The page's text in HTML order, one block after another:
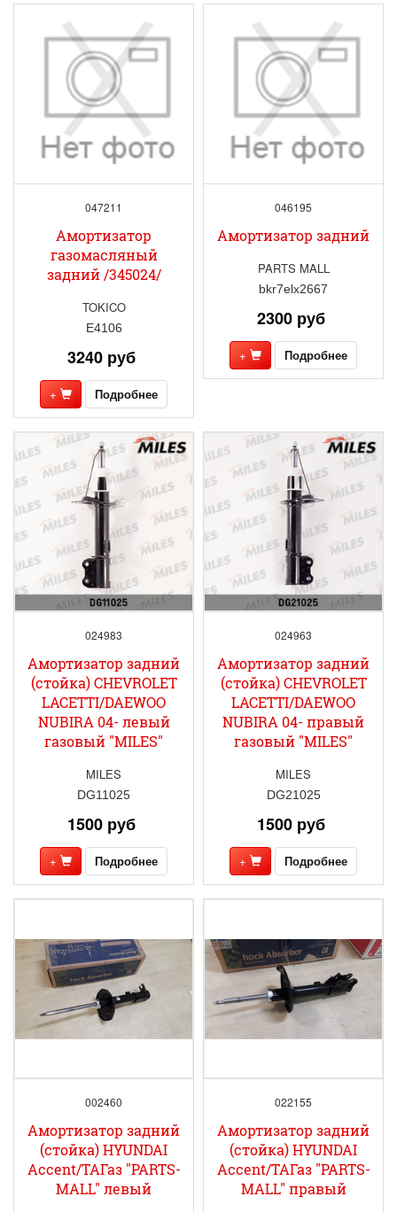
047211
Амортизатор
газомасляный
задний /345024/
TOKICO
E4106
3240 руб
+ Подробнее
046195
Амортизатор задний
PARTS MALL
bkr7elx2667
2300 руб
+ Подробнее
024983
Амортизатор задний
(стойка) CHEVROLET
LACETTI/DAEWOO
NUBIRA 04- левый
газовый "MILES"
MILES
DG11025
1500 руб
+ Подробнее
024963
Амортизатор задний
(стойка) CHEVROLET
LACETTI/DAEWOO
NUBIRA 04- правый
газовый "MILES"
MILES
DG21025
1500 руб
+ Подробнее
002460
Амортизатор задний
(стойка) HYUNDAI
Accent/ТАГаз "PARTS-
MALL" левый
022155
Амортизатор задний
(стойка) HYUNDAI
Accent/ТАГаз "PARTS-
MALL" правый